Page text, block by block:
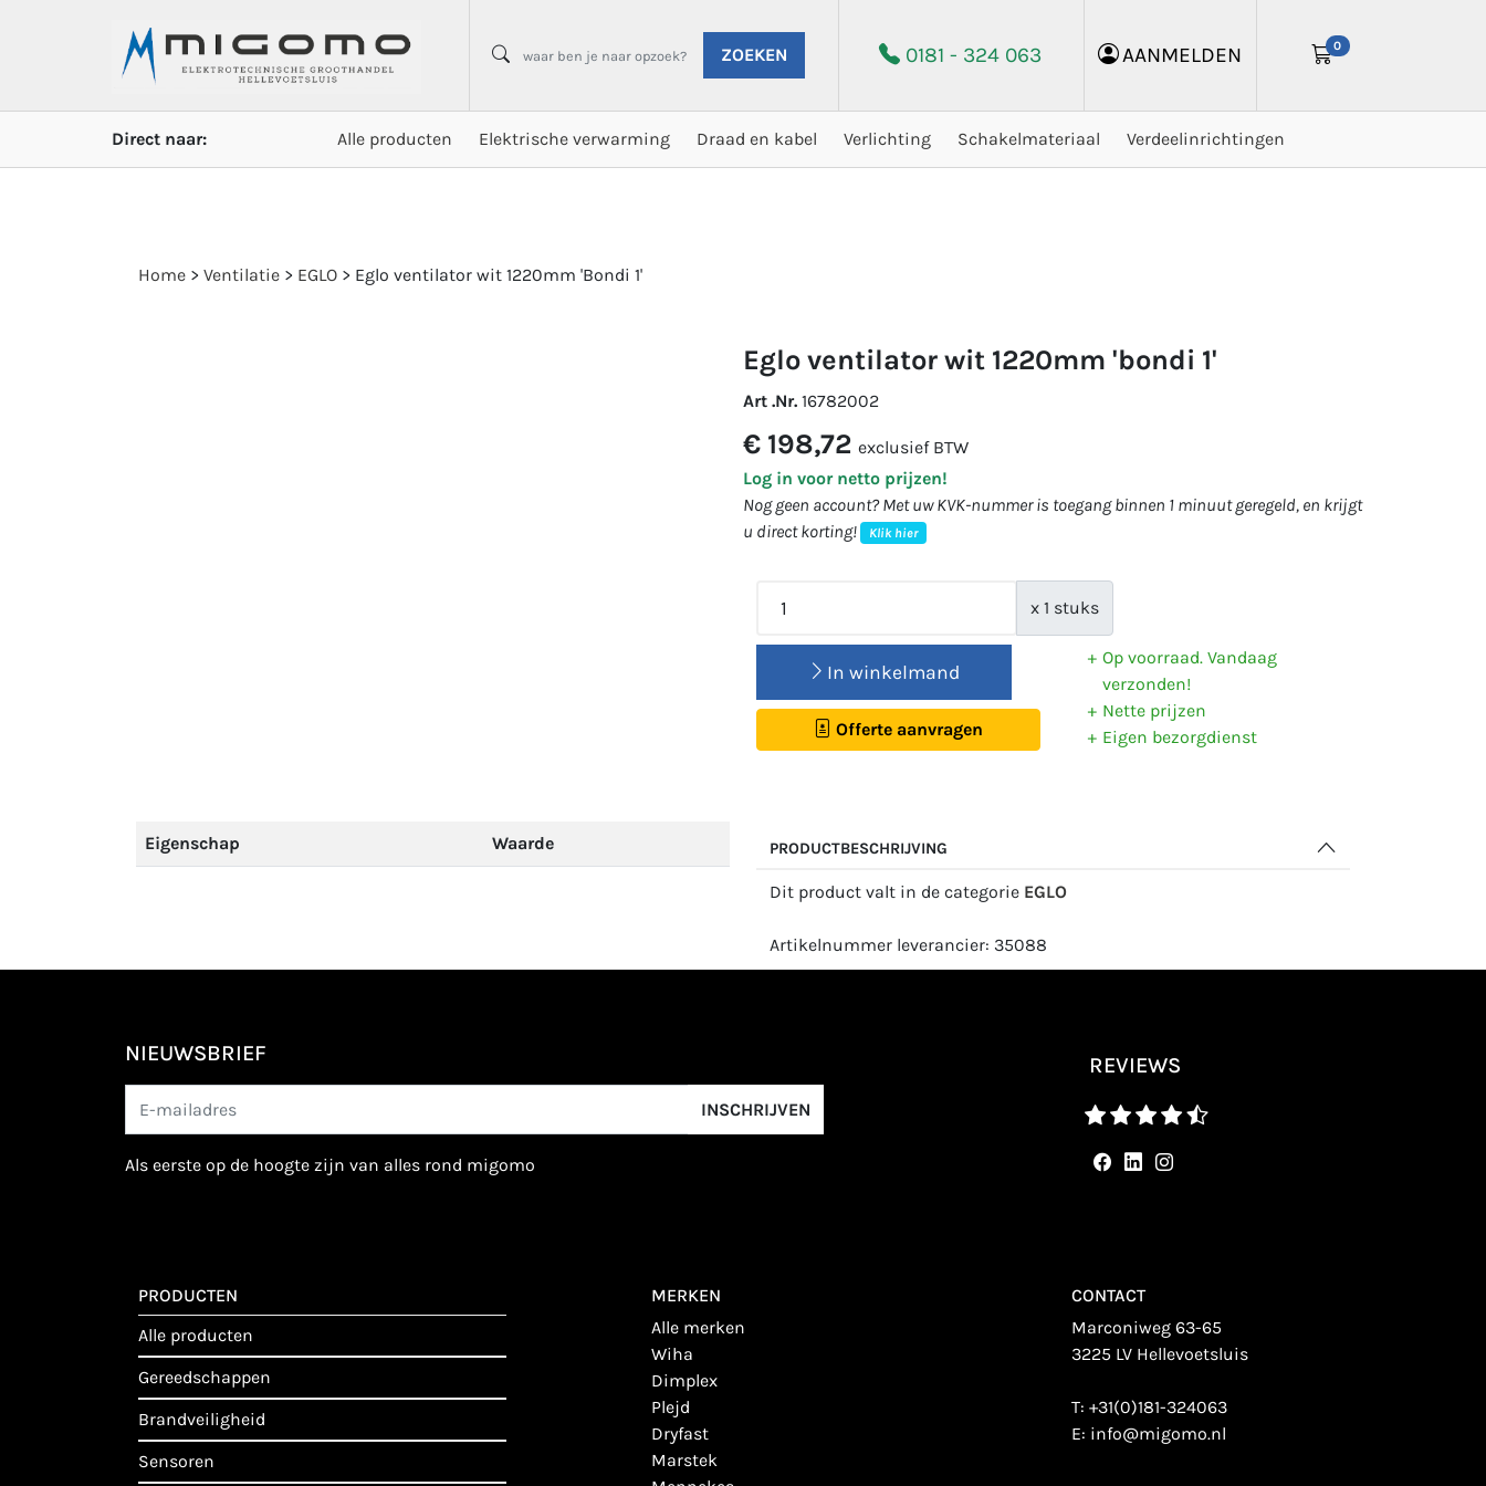
ZOEKEN 0181 - 324 063 AANMELDEN 0
Direct naar: Alle producten Elektrische verwarming Draad en kabel Verlichting Schakelmateriaal Verdeelinrichtingen
Home > Ventilatie > EGLO > Eglo ventilator wit 1220mm 'Bondi 1'
eglo ventilator wit 1220mm 'bondi 1'
Art .Nr. 16782002
€ 198,72 exclusief BTW
Log in voor netto prijzen!
Nog geen account? Met uw KVK-nummer is toegang binnen 1 minuut geregeld, en krijgt
u direct korting!
Klik hier
x 1 stuks
In winkelmand
Offerte aanvragen
Op voorraad. Vandaag
verzonden!
Nette prijzen
Eigen bezorgdienst
Eigenschap Waarde PRODUCTBESCHRIJVING
Dit product valt in de categorie EGLO
Artikelnummer leverancier: 35088
NIEUWSBRIEF
INSCHRIJVEN
als eerste op de hoogte zijn van alles rond migomo
REVIEWS
PRODUCTEN
alle producten
gereedschappen
brandveiligheid
sensoren
MERKEN
alle merken
wiha
dimplex
plejd
dryfast
marstek
CONTACT
Marconiweg 63-65
3225 LV Hellevoetsluis
T:+31(0)181-324063
E: info@migomo.nl